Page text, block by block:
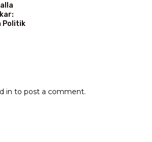
Politik
in to post a comment.